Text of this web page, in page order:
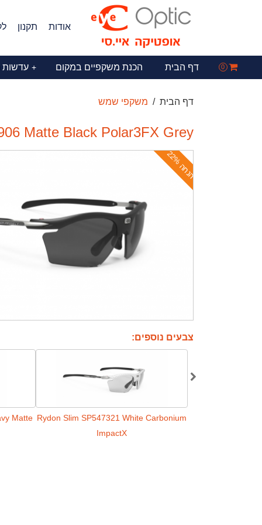
אודות תקנון
0 דף הבית הכנת משקפיים במקום עדשות +
דף הבית משקפי שמש
Matte Black Polar3FX Grey
ה
נ
ח
ה
2
2
%
צבעים נוספים:
Rydon Slim SP547321 White Carbonium
ImpactX
Matte